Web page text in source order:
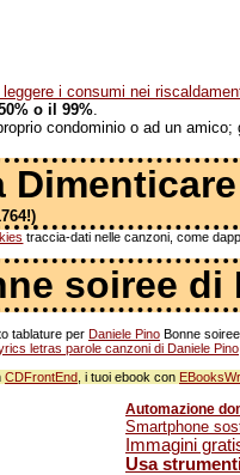
i consumi nei
o il 99%.
condominio o ad un
traccia-dati nelle canzoni, come
soiree di
tablature per Daniele Pino Bonne
letras parole canzoni di Daniele Pino
CDFrontEnd , i tuoi ebook con
Automazione
Smartphone
Immagini
Usa